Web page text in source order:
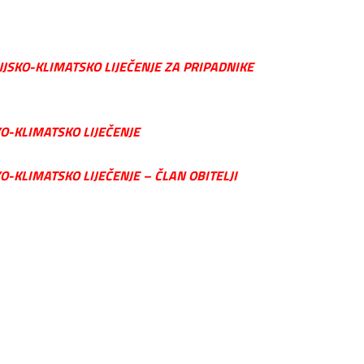
KLIMATSKO LIJEČENJE ZA PRIPADNIKE
KLIMATSKO LIJEČENJE
KLIMATSKO LIJEČENJE – ČLAN OBITELJI